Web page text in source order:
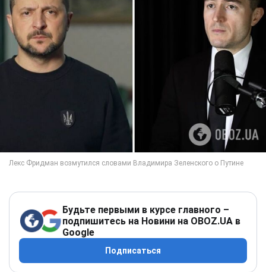
Будьте первыми в курсе главного –
подпишитесь на Новини на OBOZ.UA в
Google
Подписаться